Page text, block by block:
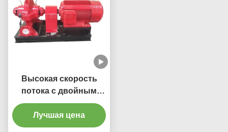
Высокая скорость
потока с двойным
всасыванием,
разделение корпуса
насоса до 800 мм.
Лучшая цена